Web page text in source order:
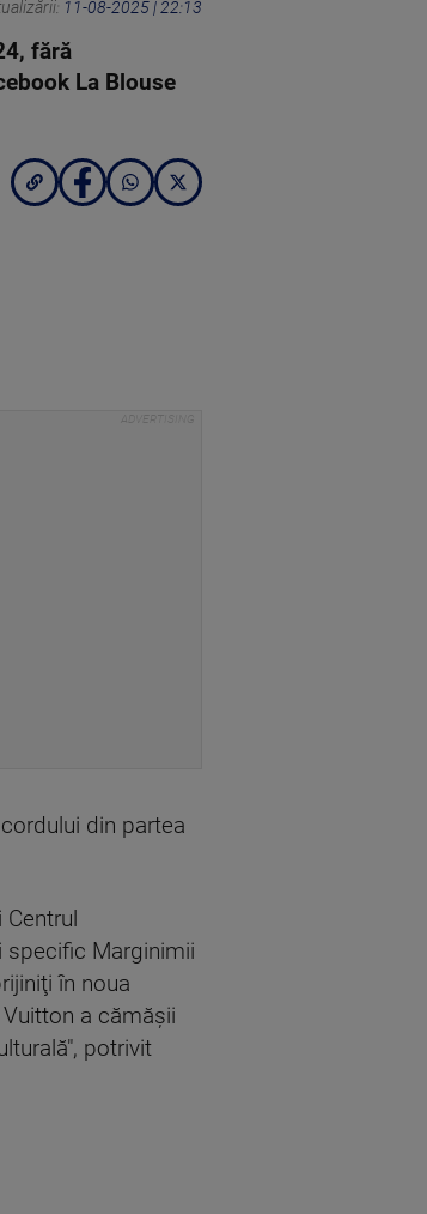
11-08-2025 | 22:13
fără
La Blouse
din partea
specific Marginimii
în noua
a cămăşii
potrivit